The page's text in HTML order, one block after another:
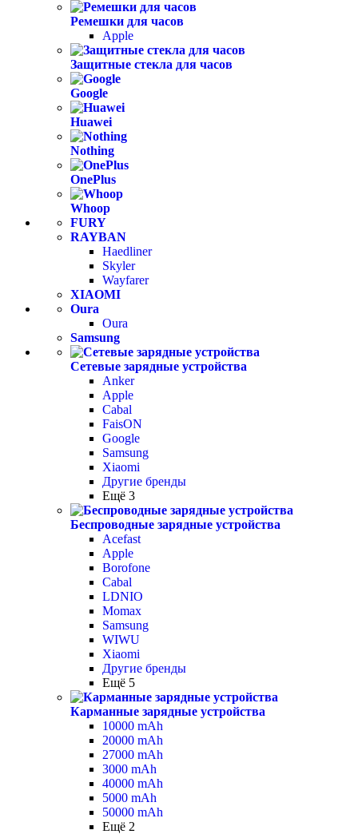
Ремешки для часов
Apple
Защитные стекла для часов
Google
Huawei
Nothing
OnePlus
Whoop
FURY
RAYBAN
Haedliner
Skyler
Wayfarer
XIAOMI
Oura
Oura
Samsung
Сетевые зарядные устройства
Anker
Apple
Cabal
FaisON
Google
Samsung
Xiaomi
Другие бренды
Ещё 3
Беспроводные зарядные устройства
Acefast
Apple
Borofone
Cabal
LDNIO
Momax
Samsung
WIWU
Xiaomi
Другие бренды
Ещё 5
Карманные зарядные устройства
10000 mAh
20000 mAh
27000 mAh
3000 mAh
40000 mAh
5000 mAh
50000 mAh
Ещё 2